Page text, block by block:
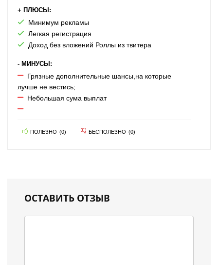
+ ПЛЮСЫ:
Минимум рекламы
Легкая регистрация
Доход без вложений Роллы из твитера
- МИНУСЫ:
Грязные дополнительные шансы,на которые
лучше не вестись;
Небольшая сума выплат
ПОЛЕЗНО (0) БЕСПОЛЕЗНО (0)
ОСТАВИТЬ ОТЗЫВ